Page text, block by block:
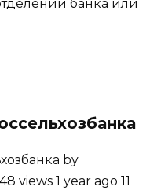
банка или
by
views 1 year ago 11